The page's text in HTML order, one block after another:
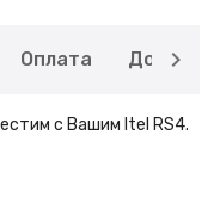
Оплата
с Вашим Itel RS4.